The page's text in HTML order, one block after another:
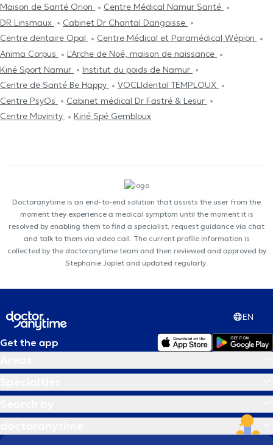
Maison de Santé Orion
Centre Médical Namur Santé
DR Linsmaux
Cabinet Dr Chantal Dangoisse
Centre dentaire Opal
Centre Médical et Paramédical Wépion
Anima Corpus
L'Arche de Noé, maison de naissance
Kiné Sport Namur
Institut du poids de Namur
Centre de Santé Be Happy
VOCLIdental TEMPLOUX
Centre PsyOs
Cabinet médical Dr Fastré & Lesur
Centre Movinity
Kiné Spé Gembloux
Doctoranytime is an end-to-end solution that assists the user from the
moment they experience a medical symptom until the moment it is
resolved by enabling them to find a specialist, request guidance via chat
and talk to them via video call. The current profile information is
collected by the doctoranytime team and then reviewed and approved by
Stephanie Joplet and updated regularly.
EN
Get the app